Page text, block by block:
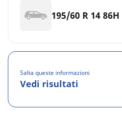
195/60 R 14 86H
Salta queste informazioni
Vedi risultati